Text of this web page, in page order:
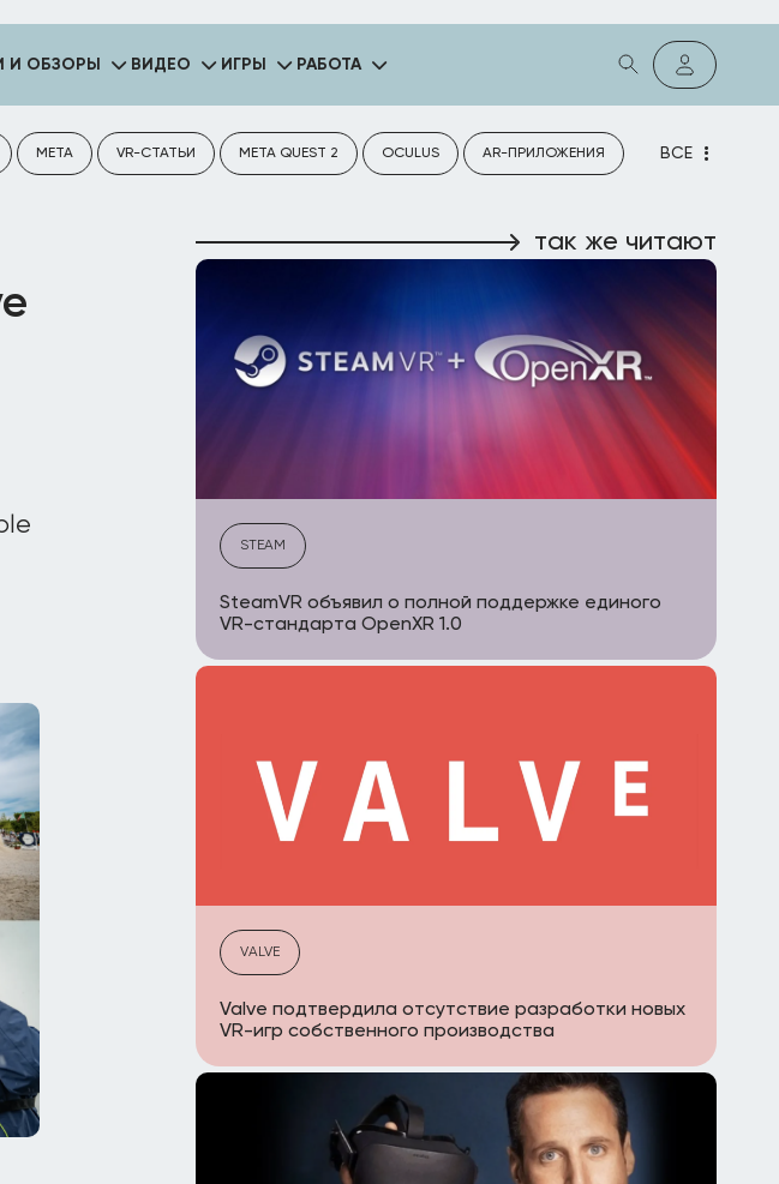
И ОБЗОРЫ ВИДЕО ИГРЫ РАБОТА
META VR-СТАТЬИ META QUEST 2 OCULUS AR-ПРИЛОЖЕНИЯ ВСЕ
так же читают
STEAM
SteamVR объявил о полной поддержке единого
VR-стандарта OpenXR 1.0
VALVE
Valve подтвердила отсутствие разработки новых
VR-игр собственного производства